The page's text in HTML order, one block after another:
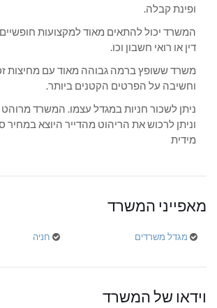
ופינת קבלה.
המשרד יכול להתאים מאוד למקצועות חופשיים
דין או רואי חשבון וכו.
משרד ששופץ ברמה גבוהה מאוד עם מחיצות
וחשיבה על הפרטים הקטנים ביותר.
ניתן לשכור חניות במגדל עצמו. המשרד מרוהט
וניתן לרכוש את הריהוט מהדייר היוצא במחיר
מידית
מאפייני המשרד
חניה מגדל משרדים
וידאו של המשרד